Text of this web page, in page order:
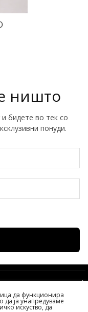
ништо
бидете во тек со
понуди.
да функционира
ја унапредуваме
искуство, да